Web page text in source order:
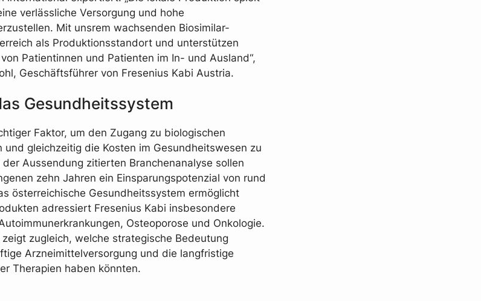
verlässliche Versorgung und hohe
Mit unsrem wachsenden Biosimilar-
als Produktionsstandort und unterstützen
Patientinnen und Patienten im In- und Ausland“,
Geschäftsführer von Fresenius Kabi Austria.
Gesundheitssystem
Faktor, um den Zugang zu biologischen
und gleichzeitig die Kosten im Gesundheitswesen zu
Aussendung zitierten Branchenanalyse sollen
zehn Jahren ein Einsparungspotenzial von rund
österreichische Gesundheitssystem ermöglicht
adressiert Fresenius Kabi insbesondere
Osteoporose und Onkologie.
zugleich, welche strategische Bedeutung
Arzneimittelversorgung und die langfristige
Therapien haben könnten.